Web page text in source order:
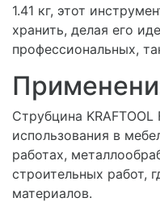
1.41 кг, этот
хранить, делая его
профессиональных,
Струбцина
использования в
работах,
строительных работ,
материалов.